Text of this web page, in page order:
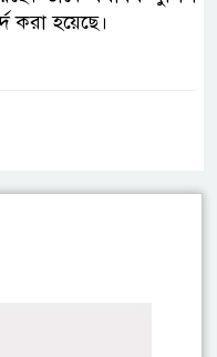
করা হয়েছে।